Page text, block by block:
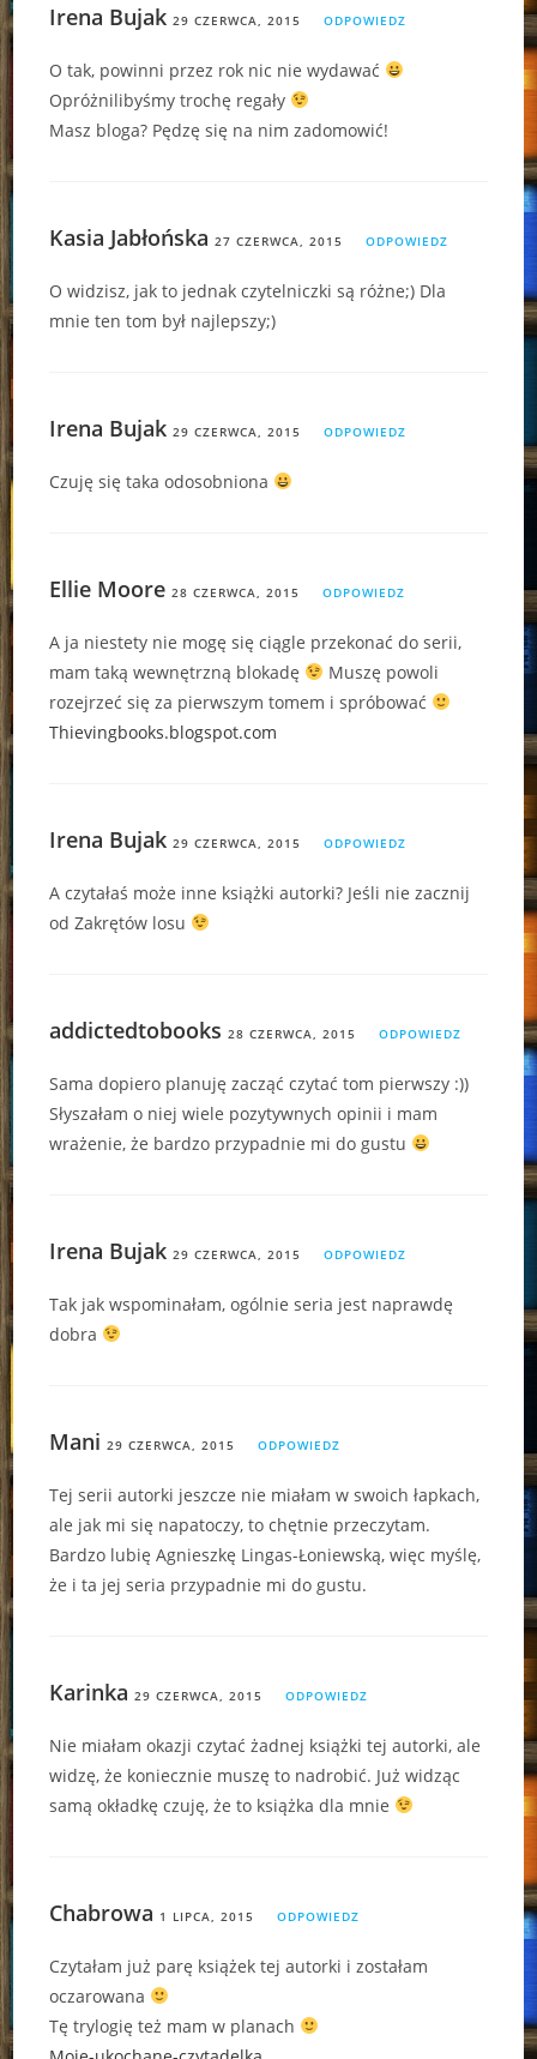
Irena Bujak 29 CZERWCA, 2015 ODPOWIEDZ
O tak, powinni przez rok nic nie wydawać
Opróżnilibyśmy trochę regały
Masz bloga? Pędzę się na nim zadomowić!
Kasia Jabłońska 27 CZERWCA, 2015 ODPOWIEDZ
O widzisz, jak to jednak czytelniczki są różne;) Dla
mnie ten tom był najlepszy;)
Irena Bujak 29 CZERWCA, 2015 ODPOWIEDZ
Czuję się taka odosobniona
Ellie Moore 28 CZERWCA, 2015 ODPOWIEDZ
A ja niestety nie mogę się ciągle przekonać do serii,
mam taką wewnętrzną blokadę
Muszę powoli
rozejrzeć się za pierwszym tomem i spróbować
Thievingbooks.blogspot.com
Irena Bujak 29 CZERWCA, 2015 ODPOWIEDZ
A czytałaś może inne książki autorki? Jeśli nie zacznij
od Zakrętów losu
addictedtobooks 28 CZERWCA, 2015 ODPOWIEDZ
Sama dopiero planuję zacząć czytać tom pierwszy :))
Słyszałam o niej wiele pozytywnych opinii i mam
wrażenie, że bardzo przypadnie mi do gustu
Irena Bujak 29 CZERWCA, 2015 ODPOWIEDZ
Tak jak wspominałam, ogólnie seria jest naprawdę
dobra
Mani 29 CZERWCA, 2015 ODPOWIEDZ
Tej serii autorki jeszcze nie miałam w swoich łapkach,
ale jak mi się napatoczy, to chętnie przeczytam.
Bardzo lubię Agnieszkę Lingas-Łoniewską, więc myślę,
że i ta jej seria przypadnie mi do gustu.
Karinka 29 CZERWCA, 2015 ODPOWIEDZ
Nie miałam okazji czytać żadnej książki tej autorki, ale
widzę, że koniecznie muszę to nadrobić. Już widząc
samą okładkę czuję, że to książka dla mnie
Chabrowa 1 LIPCA, 2015 ODPOWIEDZ
Czytałam już parę książek tej autorki i zostałam
oczarowana
Tę trylogię też mam w planach